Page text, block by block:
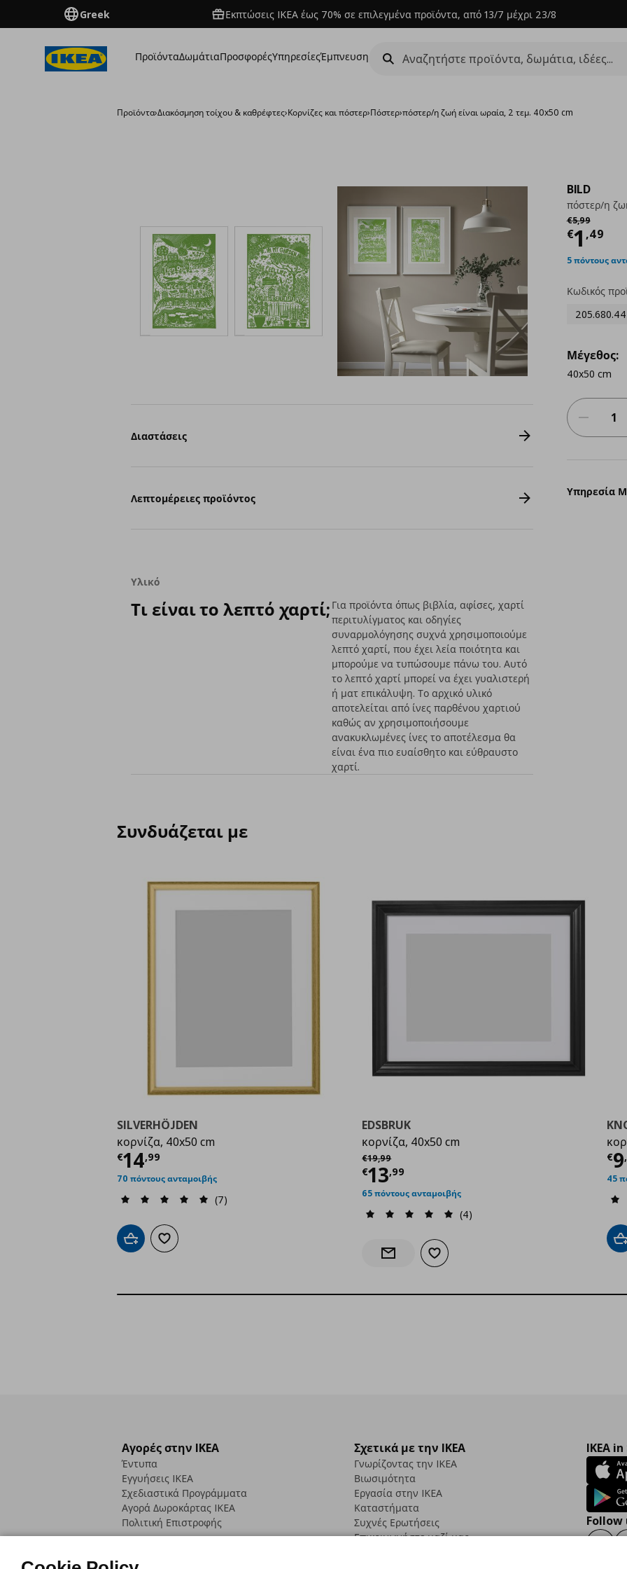
Greek Εκπτώσεις IKEA έως 70% σε επιλεγμένα προϊόντα, από 13/7 μέχρι 23/8
ΠροϊόνταΔωμάτιαΠροσφορέςΥπηρεσίεςΈμπνευση
Προϊόντα›Διακόσμηση τοίχου & καθρέφτες›Κορνίζες και πόστερ›Πόστερ›πόστερ/η ζωή είναι ωραία, 2 τεμ. 40x50 cm
BILD
πόστερ/η
€5,99
Αρχική τιμή
€1 ,49
5 πόντους
Κωδικός
205.680.44
Μέγεθος:
40x50 cm
Υπηρεσία
Διαστάσεις
Λεπτομέρειες προϊόντος
Υλικό
Τι είναι το λεπτό χαρτί; Για προϊόντα όπως βιβλία, αφίσες, χαρτί
περιτυλίγματος και οδηγίες
συναρμολόγησης συχνά χρησιμοποιούμε
λεπτό χαρτί, που έχει λεία ποιότητα και
μπορούμε να τυπώσουμε πάνω του. Αυτό
το λεπτό χαρτί μπορεί να έχει γυαλιστερή
ή ματ επικάλυψη. Το αρχικό υλικό
αποτελείται από ίνες παρθένου χαρτιού
καθώς αν χρησιμοποιήσουμε
ανακυκλωμένες ίνες το αποτέλεσμα θα
είναι ένα πιο ευαίσθητο και εύθραυστο
χαρτί.
Συνδυάζεται με
SILVERHÖJDEN
κορνίζα, 40x50 cm
€14,99
Τρέχουσα τιμή
70 πόντους ανταμοιβής
(7)
Προσθήκη στο καλάθι
Προσθήκη στα αγαπημένα
EDSBRUK
κορνίζα, 40x50 cm
€19,99
Αρχική τιμή
€13,99
Τρέχουσα τιμή
65 πόντους ανταμοιβής
(4)
Ενημέρωση διαθεσιμότητας
Προσθήκη στα αγαπημένα
€9,
45
Αγορές στην IKEA
Έντυπα
Εγγυήσεις IKEA
Σχεδιαστικά Προγράμματα
Αγορά Δωρoκάρτας IKEA
Πολιτική Επιστροφής
Σχετικά με την IKEA
Γνωρίζοντας την IKEA
Βιωσιμότητα
Εργασία στην IKEA
Καταστήματα
Συχνές Ερωτήσεις
Επικοινωνήστε μαζί μας
IKEA
Follow